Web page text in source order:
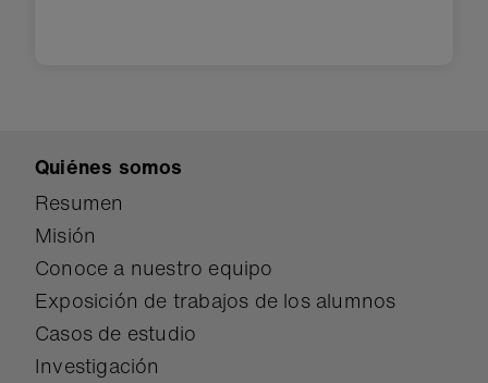
Quiénes somos
Resumen
Misión
Conoce a nuestro equipo
Exposición de trabajos de los alumnos
Casos de estudio
Investigación